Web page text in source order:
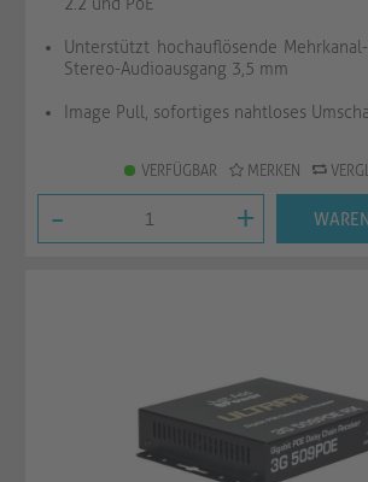
2.2 und PoE
Unterstützt hochauflösende
Stereo-Audioausgang 3,5 mm
Image Pull, sofortiges nahtloses
VERFÜGBAR MERKEN
- +